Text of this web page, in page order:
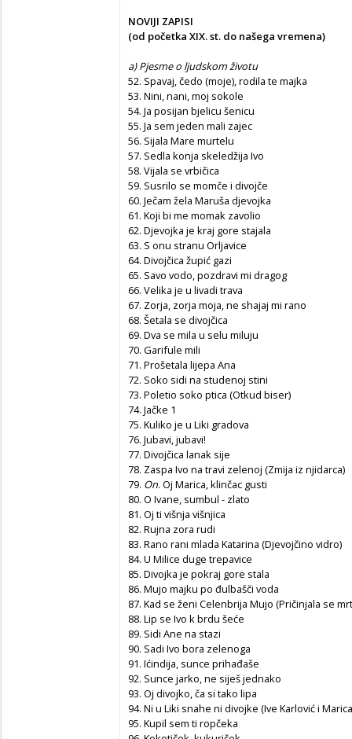
NOVIJI ZAPISI
(od početka XIX. st. do našega vremena)
a) Pjesme o ljudskom životu
52. Spavaj, čedo (moje), rodila te majka
53. Nini, nani, moj sokole
54. Ja posijan bjelicu šenicu
55. Ja sem jeden mali zajec
56. Sijala Mare murtelu
57. Sedla konja skeledžija Ivo
58. Vijala se vrbičica
59. Susrilo se momče i divojče
60. Ječam žela Maruša djevojka
61. Koji bi me momak zavolio
62. Djevojka je kraj gore stajala
63. S onu stranu Orljavice
64. Divojčica župić gazi
65. Savo vodo, pozdravi mi dragog
66. Velika je u livadi trava
67. Zorja, zorja moja, ne shajaj mi rano
68. Šetala se divojčica
69. Dva se mila u selu miluju
70. Garifule mili
71. Prošetala lijepa Ana
72. Soko sidi na studenoj stini
73. Poletio soko ptica (Otkud biser)
74. Jačke 1
75. Kuliko je u Liki gradova
76. Jubavi, jubavi!
77. Divojčica lanak sije
78. Zaspa Ivo na travi zelenoj (Zmija iz njidarca)
79. On. Oj Marica, klinčac gusti
80. O Ivane, sumbul - zlato
81. Oj ti višnja višnjica
82. Rujna zora rudi
83. Rano rani mlada Katarina (Djevojčino vidro)
84. U Milice duge trepavice
85. Divojka je pokraj gore stala
86. Mujo majku po đulbašči voda
87. Kad se ženi Celenbrija Mujo (Pričinjala se
88. Lip se Ivo k brdu šeće
89. Sidi Ane na stazi
90. Sadi Ivo bora zelenoga
91. Ićindija, sunce prihađaše
92. Sunce jarko, ne siješ jednako
93. Oj divojko, ča si tako lipa
94. Ni u Liki snahe ni divojke (Ive Karlović i
95. Kupil sem ti ropčeka